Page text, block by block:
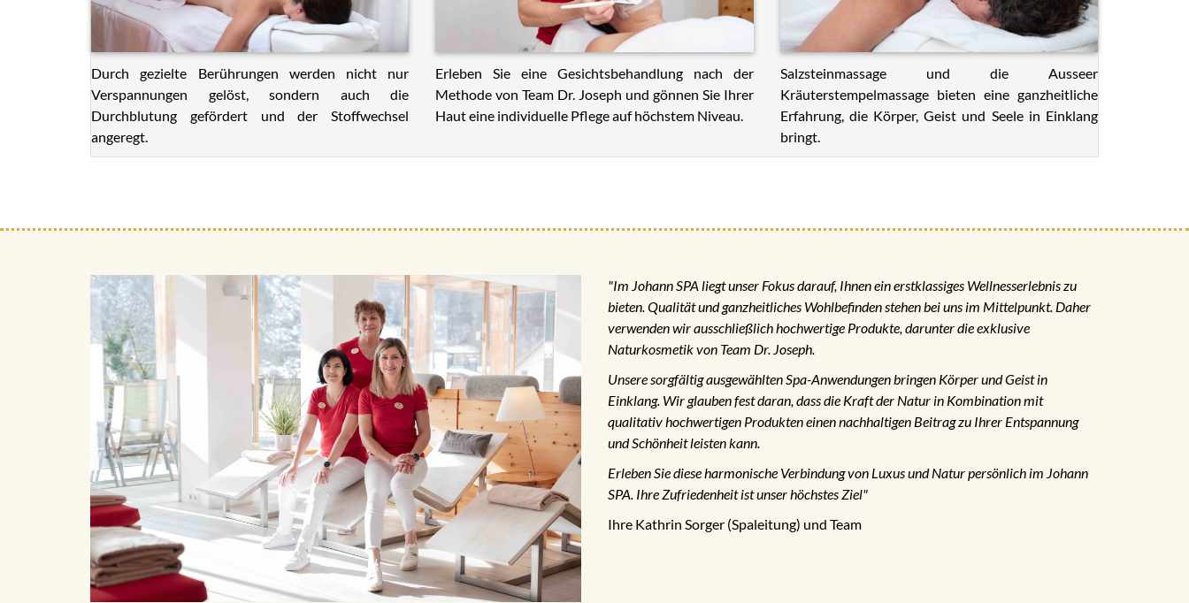
Durch gezielte Berührungen werden nicht nur
Verspannungen gelöst, sondern auch die
Durchblutung gefördert und der Stoffwechsel
angeregt.
Erleben Sie eine Gesichtsbehandlung nach der
Methode von Team Dr. Joseph und gönnen Sie Ihrer
Haut eine individuelle Pflege auf höchstem Niveau.
Salzsteinmassage und die Ausseer
Kräuterstempelmassage bieten eine ganzheitliche
Erfahrung, die Körper, Geist und Seele in Einklang
bringt.
"Im Johann SPA liegt unser Fokus darauf, Ihnen ein erstklassiges Wellnesserlebnis zu
bieten. Qualität und ganzheitliches Wohlbefinden stehen bei uns im Mittelpunkt. Daher
verwenden wir ausschließlich hochwertige Produkte, darunter die exklusive
Naturkosmetik von Team Dr. Joseph.
Unsere sorgfältig ausgewählten Spa-Anwendungen bringen Körper und Geist in
Einklang. Wir glauben fest daran, dass die Kraft der Natur in Kombination mit
qualitativ hochwertigen Produkten einen nachhaltigen Beitrag zu Ihrer Entspannung
und Schönheit leisten kann.
Erleben Sie diese harmonische Verbindung von Luxus und Natur persönlich im Johann
SPA. Ihre Zufriedenheit ist unser höchstes Ziel"
Ihre Kathrin Sorger (Spaleitung) und Team